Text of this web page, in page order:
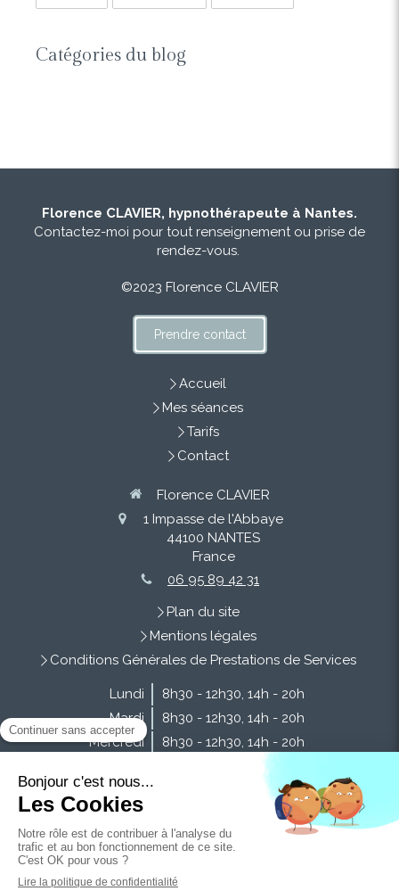
Catégories du blog
Florence CLAVIER, hypnothérapeute à Nantes.
Contactez-moi pour tout renseignement ou prise de
rendez-vous.
©2023 Florence CLAVIER
Prendre contact
Accueil
Mes séances
Tarifs
Contact
Florence CLAVIER
1 Impasse de l'Abbaye
44100 NANTES
France
06 95 89 42 31
Plan du site
Mentions légales
Conditions Générales de Prestations de Services
Lundi 8h30 - 12h30 14h - 20h
Mardi
8h30 - 12h30 14h - 20h
Mercredi
8h30 - 12h30 14h - 20h
Vendredi
14h - 20h
Samedi
Dimanche
Fermé